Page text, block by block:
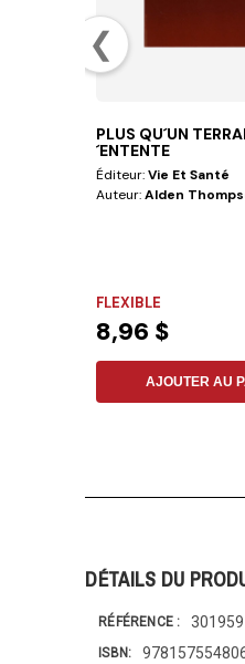
❮
PLUS QU´UN
´ENTENTE
Éditeur:Vie Et Santé
Auteur:Alden
FLEXIBLE
8,96 $
AJOUTER AU
DÉTAILS DU
RÉFÉRENCE 301959
ISBN